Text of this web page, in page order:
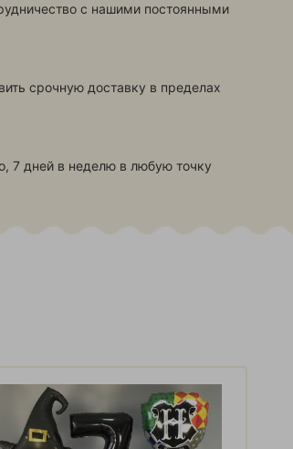
с нашими постоянными
срочную доставку в пределах
7 дней в неделю в любую точку